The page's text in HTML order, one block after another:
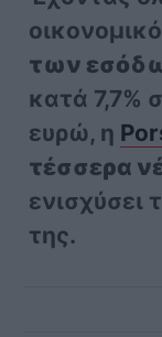
των
κατά 7,7%
ευρώ, η
τέσσερα
ενισχύσει
της.